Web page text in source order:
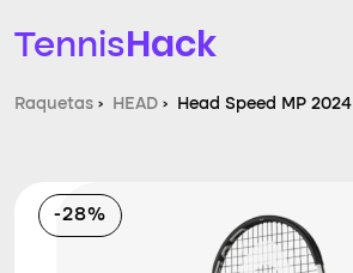
TennisHack
Raquetas de tenis
Zapatillas
Raquetas › HEAD › Head Speed MP 2024
-28%